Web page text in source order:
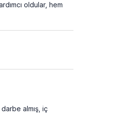
oldular, hem
almış, iç